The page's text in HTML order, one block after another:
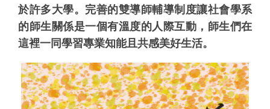
於許多大學。完善的雙導師輔導制度讓社會學系
的師生關係是一個有溫度的人際互動，師生們在
這裡一同學習專業知能且共感美好生活。